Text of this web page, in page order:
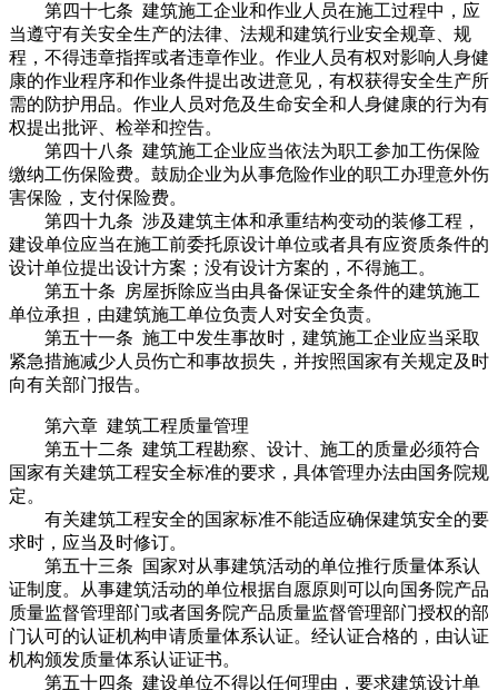
第四十七条 建筑施工企业和作业人员在施工过程中，应
当遵守有关安全生产的法律、法规和建筑行业安全规章、规
程，不得违章指挥或者违章作业。作业人员有权对影响人身健
康的作业程序和作业条件提出改进意见，有权获得安全生产所
需的防护用品。作业人员对危及生命安全和人身健康的行为有
权提出批评、检举和控告。
第四十八条 建筑施工企业应当依法为职工参加工伤保险
缴纳工伤保险费。鼓励企业为从事危险作业的职工办理意外伤
害保险，支付保险费。
第四十九条 涉及建筑主体和承重结构变动的装修工程，
建设单位应当在施工前委托原设计单位或者具有应资质条件的
设计单位提出设计方案；没有设计方案的，不得施工。
第五十条 房屋拆除应当由具备保证安全条件的建筑施工
单位承担，由建筑施工单位负责人对安全负责。
第五十一条 施工中发生事故时，建筑施工企业应当采取
紧急措施减少人员伤亡和事故损失，并按照国家有关规定及时
向有关部门报告。
第六章 建筑工程质量管理
第五十二条 建筑工程勘察、设计、施工的质量必须符合
国家有关建筑工程安全标准的要求，具体管理办法由国务院规
定。
有关建筑工程安全的国家标准不能适应确保建筑安全的要
求时，应当及时修订。
第五十三条 国家对从事建筑活动的单位推行质量体系认
证制度。从事建筑活动的单位根据自愿原则可以向国务院产品
质量监督管理部门或者国务院产品质量监督管理部门授权的部
门认可的认证机构申请质量体系认证。经认证合格的，由认证
机构颁发质量体系认证证书。
第五十四条 建设单位不得以任何理由，要求建筑设计单